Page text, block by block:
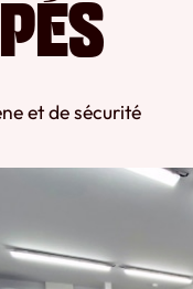
et de sécurité